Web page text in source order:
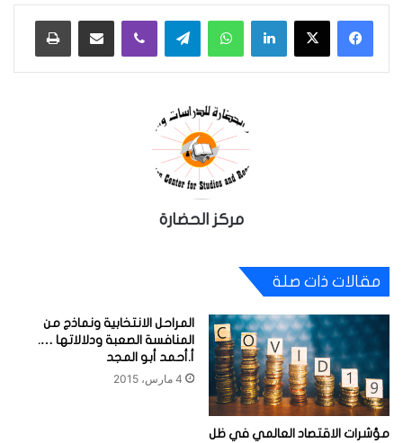
لينكدإن واتساب
مركز الحضارة
مقالات ذات صلة
مؤشرات الاقتصاد العالمي في ظل
المراحل الانتخابية ونماذج من
المنافسة الصعبة ودلالاتها ….
أ.أحمد أبو المجد
4 مارس، 2015